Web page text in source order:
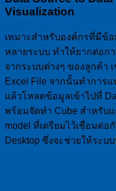
Visualization
เหมาะสำหรับองค์กรที่มีข้
หลายระบบ ทำให้ยากต่อก
จากระบบต่างๆ ของลูกค้า เ
Excel File จากนั้นทำการ
แล้วโหลดข้อมูลเข้าไปที่
พร้อมจัดทำ Cube สำหรับแ
model ที่เตรียมไว้เชื่อมต่อ
Desktop ซึ่งจะช่วยให้ระบ